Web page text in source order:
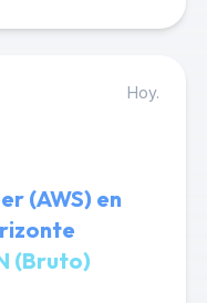
Hoy.
(AWS) en
(Bruto)